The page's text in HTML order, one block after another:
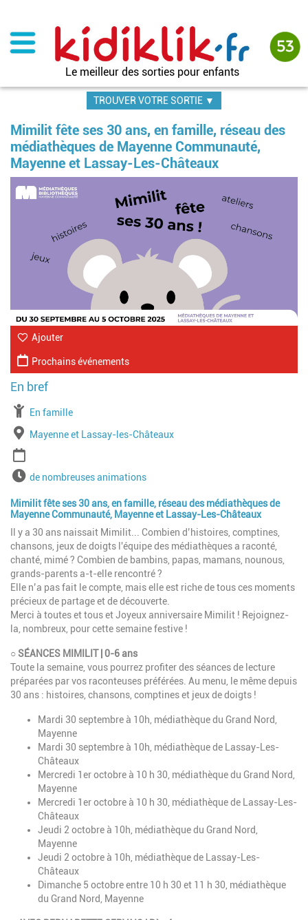
contenu
principal
Le meilleur des sorties pour enfants
TROUVER VOTRE SORTIE ▼
Mimilit fête ses 30 ans, en famille, réseau des
médiathèques de Mayenne Communauté,
Mayenne et Lassay-Les-Châteaux
Ajouter
Prochains événements
À partir de
En famille
Lieu
Mayenne et Lassay-les-Châteaux
Horairesde nombreuses animations
Mimilit fête ses 30 ans, en famille, réseau des médiathèques de
Mayenne Communauté, Mayenne et Lassay-Les-Châteaux
Il y a 30 ans naissait Mimilit... Combien d’histoires, comptines,
chansons, jeux de doigts l'équipe des médiathèques a raconté,
chanté, mimé ? Combien de bambins, papas, mamans, nounous,
grands-parents a-t-elle rencontré ?
Elle n’a pas fait le compte, mais elle est riche de tous ces moments
précieux de partage et de découverte.
Merci à toutes et tous et Joyeux anniversaire Mimilit ! Rejoignez-
la, nombreux, pour cette semaine festive !
○ SÉANCES MIMILIT | 0-6 ans
Toute la semaine, vous pourrez profiter des séances de lecture
préparées par vos raconteuses préférées. Au menu, le même depuis
30 ans : histoires, chansons, comptines et jeux de doigts !
Mardi 30 septembre à 10h, médiathèque du Grand Nord,
Mayenne
Mardi 30 septembre à 10h, médiathèque de Lassay-Les-
Châteaux
Mercredi 1er octobre à 10 h 30, médiathèque du Grand Nord,
Mayenne
Mercredi 1er octobre à 10 h 30, médiathèque de Lassay-Les-
Châteaux
Jeudi 2 octobre à 10h, médiathèque du Grand Nord,
Mayenne
Jeudi 2 octobre à 10h, médiathèque de Lassay-Les-
Châteaux
Dimanche 5 octobre entre 10 h 30 et 11 h 30, médiathèque
du Grand Nord, Mayenne